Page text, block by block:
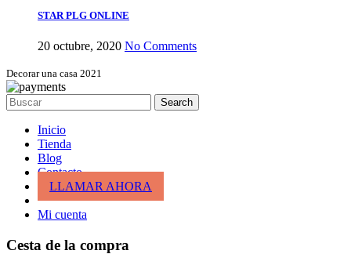
STAR PLG ONLINE
20 octubre, 2020 No Comments
Decorar una casa 2021
Search
Inicio
Tienda
Blog
Contacto
LLAMAR AHORA
Mi cuenta
Cesta de la compra